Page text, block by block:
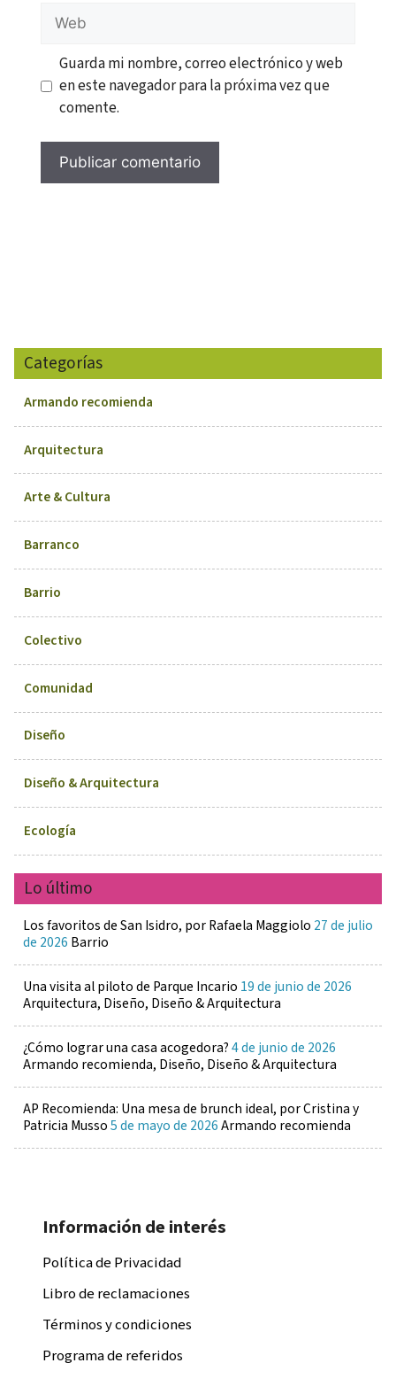
Web
Guarda mi nombre, correo electrónico y web
en este navegador para la próxima vez que
comente.
Categorías
Armando recomienda
Arquitectura
Arte & Cultura
Barranco
Barrio
Colectivo
Comunidad
Diseño
Diseño & Arquitectura
Ecología
Lo último
Los favoritos de San Isidro, por Rafaela Maggiolo 27 de julio
de 2026 Barrio
Una visita al piloto de Parque Incario 19 de junio de 2026
Arquitectura, Diseño, Diseño & Arquitectura
¿Cómo lograr una casa acogedora?4 de junio de 2026
Armando recomienda, Diseño, Diseño & Arquitectura
AP Recomienda: Una mesa de brunch ideal, por Cristina y
Patricia Musso5 de mayo de 2026Armando recomienda
Información de interés
Política de Privacidad
Libro de reclamaciones
Términos y condiciones
Programa de referidos